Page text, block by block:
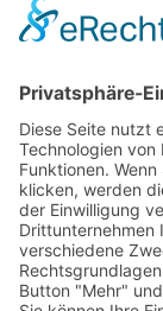
Versand- und
Cookie-
Newsletter
Verpassen
Angebote
Jetzt
Abmeldung